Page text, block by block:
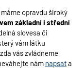
opravdu široký
základní i střední
slovesa či
vám látku
vás zvládneme
nám napsata